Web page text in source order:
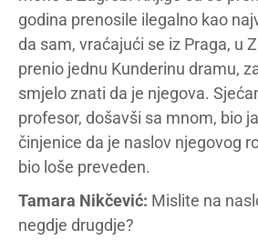
godina prenosile ilegalno kao
da sam, vraćajući se iz Praga, u
prenio jednu Kunderinu dramu,
smjelo znati da je njegova.
profesor, došavši sa mnom, bio
činjenice da je naslov njegovog
bio loše preveden.
Tamara Nikčević: Mislite na
negdje drugdje?